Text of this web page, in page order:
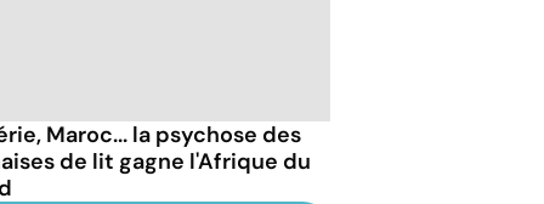
Maroc... la psychose des
de lit gagne l'Afrique du